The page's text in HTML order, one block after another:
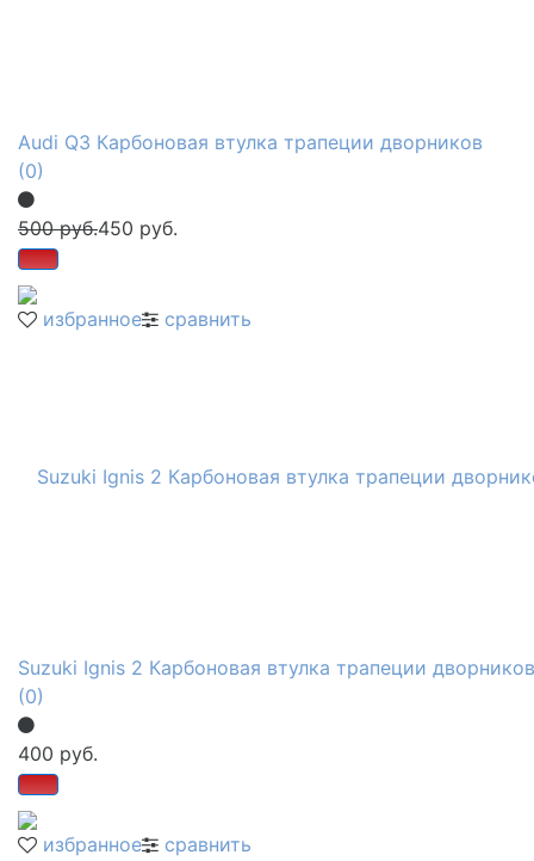
избранное сравнить
Audi Q3 Карбоновая втулка трапеции дворников
(0)
500 руб.450 руб.
избранное сравнить
Suzuki Ignis 2 Карбоновая втулка трапеции дворников
(0)
400 руб.